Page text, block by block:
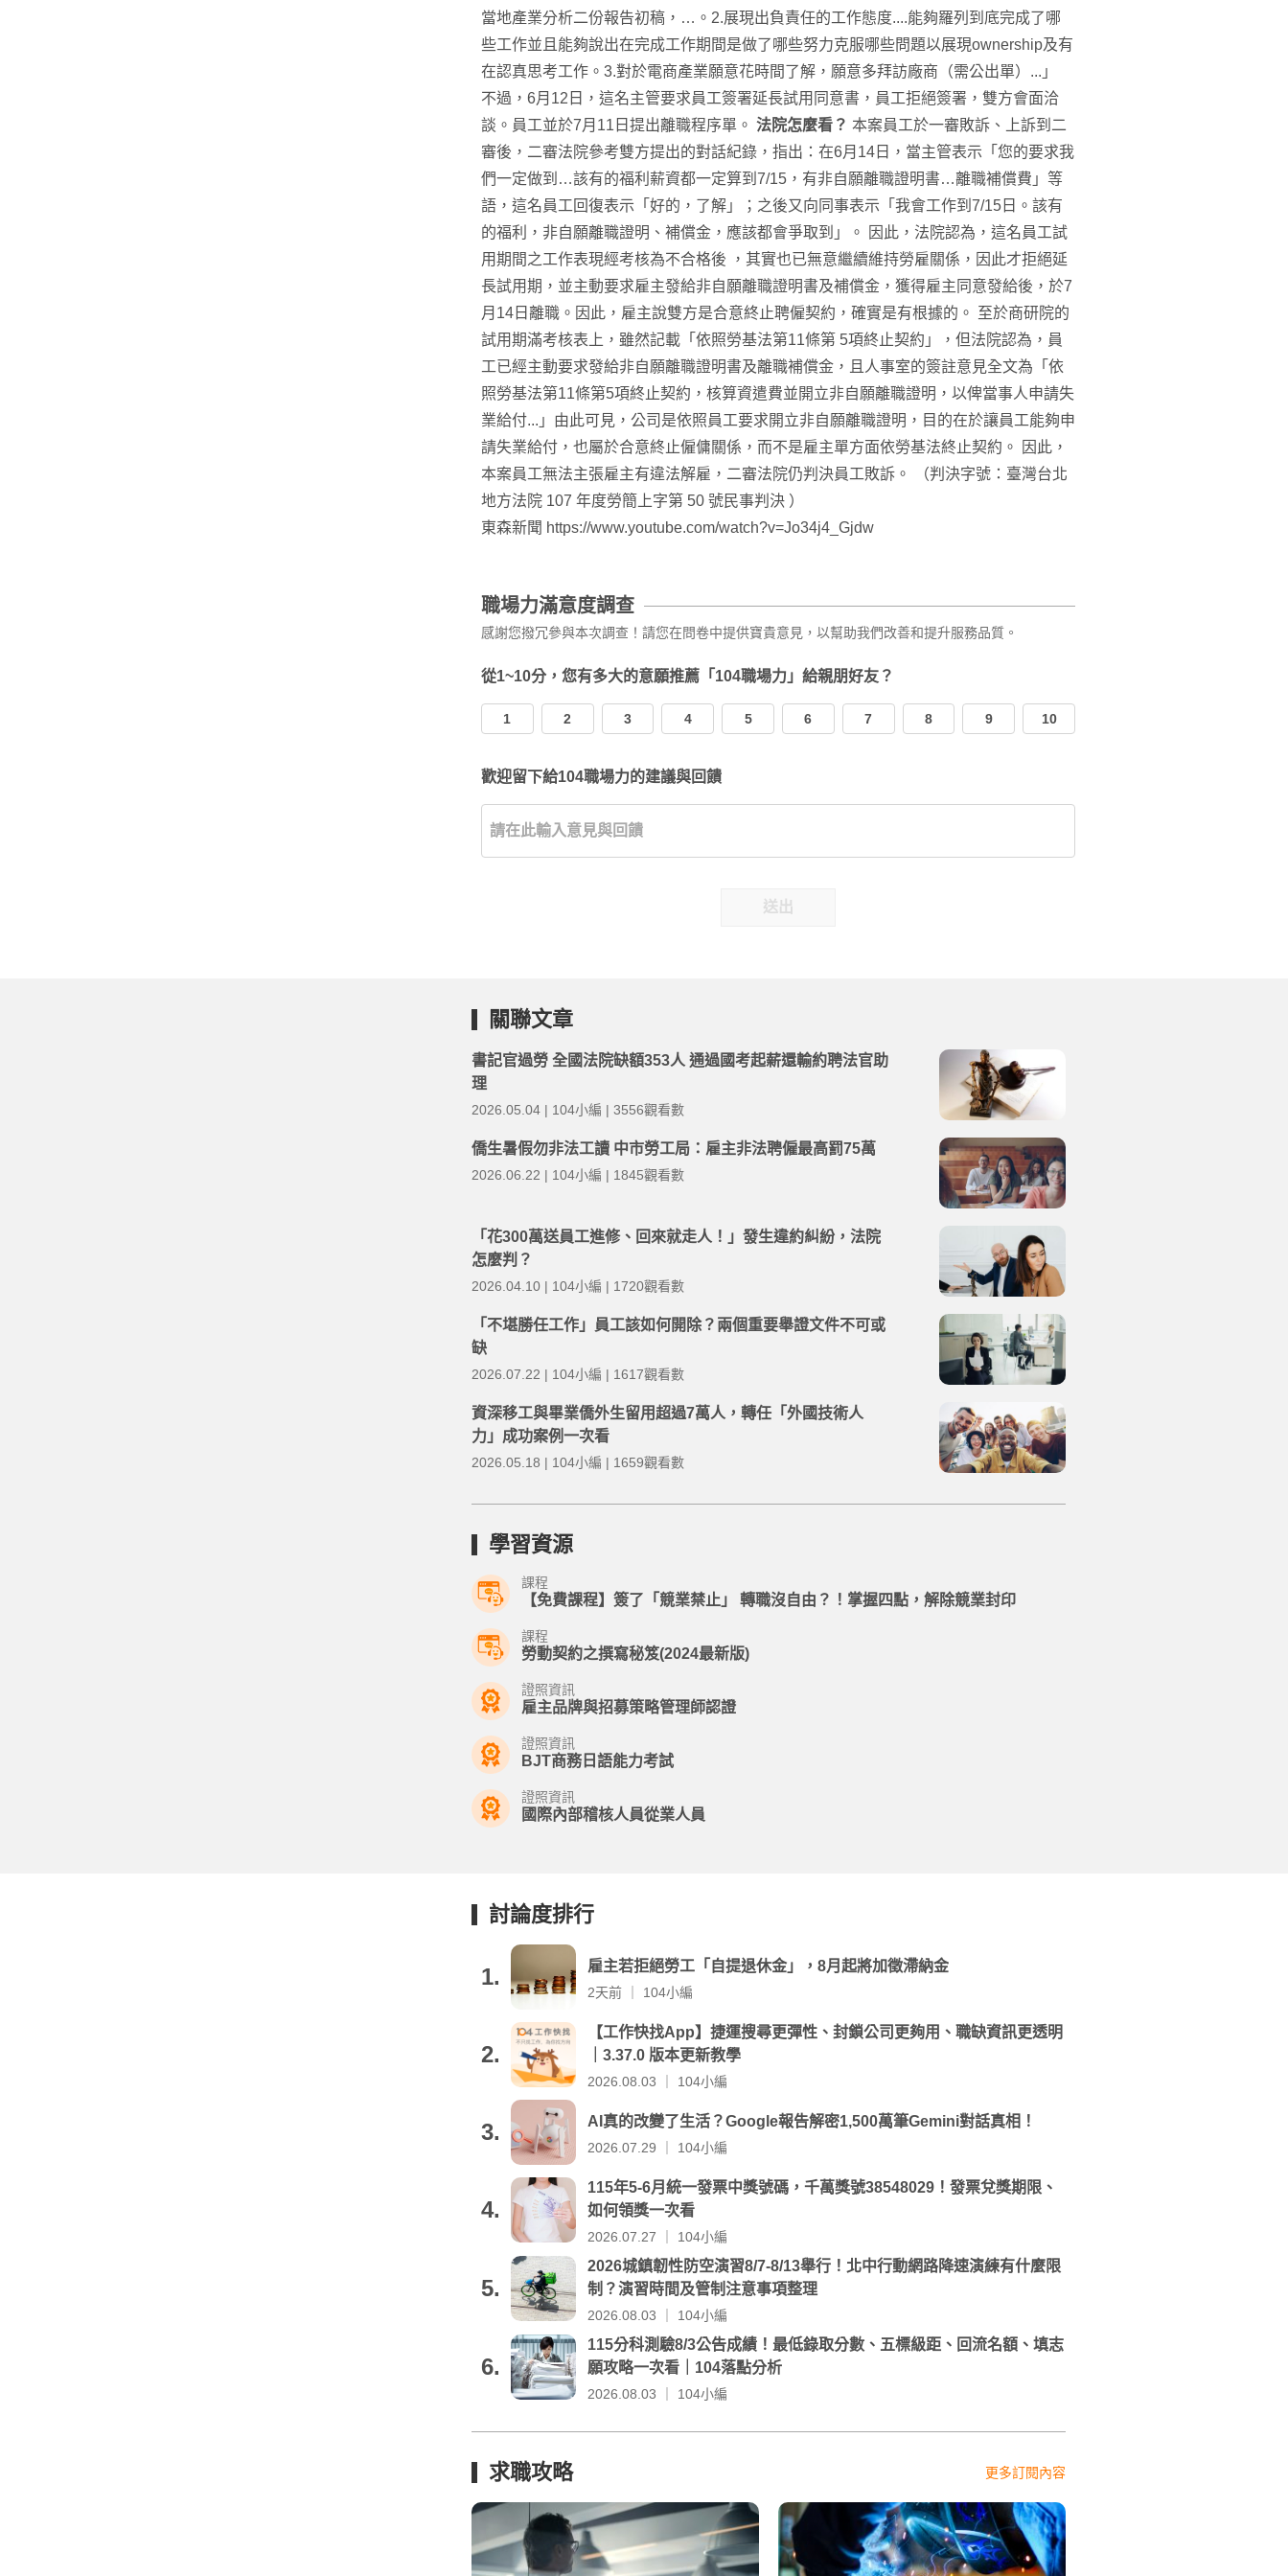
當地產業分析二份報告初稿，…。2.展現出負責任的工作態度....能夠羅列到底完成了哪
些工作並且能夠說出在完成工作期間是做了哪些努力克服哪些問題以展現ownership及有
在認真思考工作。3.對於電商產業願意花時間了解，願意多拜訪廠商（需公出單）...」
不過，6月12日，這名主管要求員工簽署延長試用同意書，員工拒絕簽署，雙方會面洽
談。員工並於7月11日提出離職程序單。 法院怎麼看？ 本案員工於一審敗訴、上訴到二
審後，二審法院參考雙方提出的對話紀錄，指出：在6月14日，當主管表示「您的要求我
們一定做到…該有的福利薪資都一定算到7/15，有非自願離職證明書…離職補償費」等
語，這名員工回復表示「好的，了解」；之後又向同事表示「我會工作到7/15日。該有
的福利，非自願離職證明、補償金，應該都會爭取到」。 因此，法院認為，這名員工試
用期間之工作表現經考核為不合格後 ，其實也已無意繼續維持勞雇關係，因此才拒絕延
長試用期，並主動要求雇主發給非自願離職證明書及補償金，獲得雇主同意發給後，於7
月14日離職。因此，雇主說雙方是合意終止聘僱契約，確實是有根據的。 至於商研院的
試用期滿考核表上，雖然記載「依照勞基法第11條第 5項終止契約」，但法院認為，員
工已經主動要求發給非自願離職證明書及離職補償金，且人事室的簽註意見全文為「依
照勞基法第11條第5項終止契約，核算資遣費並開立非自願離職證明，以俾當事人申請失
業給付...」由此可見，公司是依照員工要求開立非自願離職證明，目的在於讓員工能夠申
請失業給付，也屬於合意終止僱傭關係，而不是雇主單方面依勞基法終止契約。 因此，
本案員工無法主張雇主有違法解雇，二審法院仍判決員工敗訴。 （判決字號：臺灣台北
地方法院 107 年度勞簡上字第 50 號民事判決 ）
東森新聞 https://www.youtube.com/watch?v=Jo34j4_Gjdw
職場力滿意度調查
感謝您撥冗參與本次調查！請您在問卷中提供寶貴意見，以幫助我們改善和提升服務品質。
從1~10分，您有多大的意願推薦「104職場力」給親朋好友？
1 2 3 4 5 6 7 8 9 10
歡迎留下給104職場力的建議與回饋
送出
關聯文章
書記官過勞 全國法院缺額353人 通過國考起薪還輸約聘法官助
理
2026.05.04 | 104小編 | 3556觀看數
僑生暑假勿非法工讀 中市勞工局：雇主非法聘僱最高罰75萬
2026.06.22 | 104小編 | 1845觀看數
「花300萬送員工進修、回來就走人！」發生違約糾紛，法院
怎麼判？
2026.04.10 | 104小編 | 1720觀看數
「不堪勝任工作」員工該如何開除？兩個重要舉證文件不可或
缺
2026.07.22 | 104小編 | 1617觀看數
資深移工與畢業僑外生留用超過7萬人，轉任「外國技術人
力」成功案例一次看
2026.05.18 | 104小編 | 1659觀看數
學習資源
課程
【免費課程】簽了「競業禁止」 轉職沒自由？！掌握四點，解除競業封印
課程
勞動契約之撰寫秘笈(2024最新版)
證照資訊
雇主品牌與招募策略管理師認證
證照資訊
BJT商務日語能力考試
證照資訊
國際內部稽核人員從業人員
討論度排行
1. 雇主若拒絕勞工「自提退休金」，8月起將加徵滯納金
2天前 ｜ 104小編
2.
【工作快找App】捷運搜尋更彈性、封鎖公司更夠用、職缺資訊更透明
｜3.37.0 版本更新教學
2026.08.03 ｜ 104小編
3. AI真的改變了生活？Google報告解密1,500萬筆Gemini對話真相！
2026.07.29 ｜ 104小編
4.
115年5-6月統一發票中獎號碼，千萬獎號38548029！發票兌獎期限、
如何領獎一次看
2026.07.27 ｜ 104小編
5.
2026城鎮韌性防空演習8/7-8/13舉行！北中行動網路降速演練有什麼限
制？演習時間及管制注意事項整理
2026.08.03 ｜ 104小編
6.
115分科測驗8/3公告成績！最低錄取分數、五標級距、回流名額、填志
願攻略一次看｜104落點分析
2026.08.03 ｜ 104小編
求職攻略 更多訂閱內容